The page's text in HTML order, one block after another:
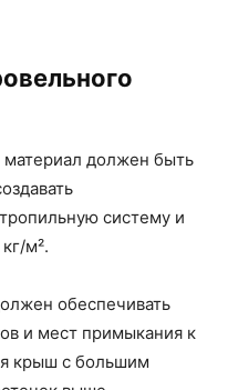
должен быть
систему и
м².
обеспечивать
и мест примыкания к
крыш с большим